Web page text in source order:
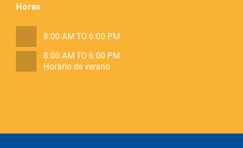
Horas
8:00 AM TO 6:00 PM
8:00 AM TO 6:00 PM
Horario de verano